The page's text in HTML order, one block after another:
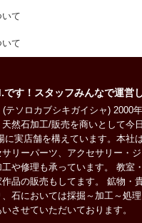
いて
て
す！スタッフみんなで運営
テソロカブシキガイシャ) 2000
然石加工/販売を商いとして今
に実店舗を構えています。本社
リーパーツ、アクセサリー・
や修理も承っています。 教室
品の販売もしてます。 鉱物・
石においては採掘～加工～処
させていただいております。